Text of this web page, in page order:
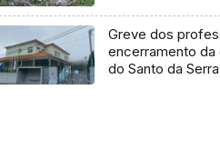
Greve dos
encerramento da
do Santo da